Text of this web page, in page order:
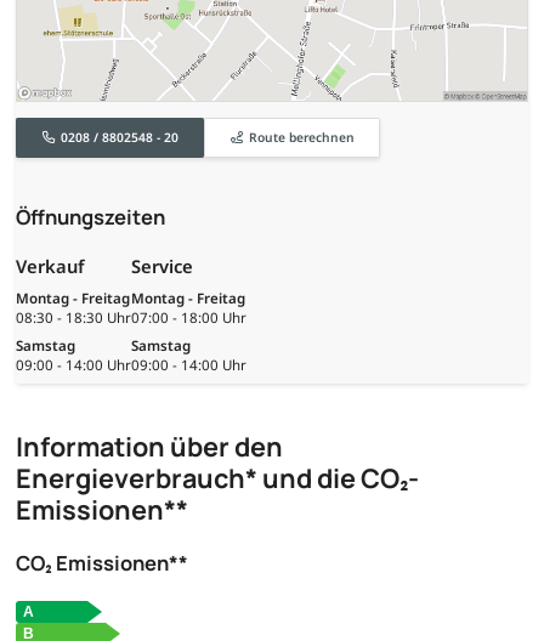
0208 / 8802548 - 20 Route berechnen
Öffnungszeiten
Verkauf
Montag - Freitag
08:30 - 18:30 Uhr
Samstag
09:00 - 14:00 Uhr
Service
Montag - Freitag
07:00 - 18:00 Uhr
Samstag
09:00 - 14:00 Uhr
Information über den
Energieverbrauch* und die CO₂-
Emissionen**
CO₂ Emissionen**